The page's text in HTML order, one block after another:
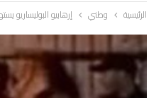
الرئيسية وطني إرهابيو البوليساريو